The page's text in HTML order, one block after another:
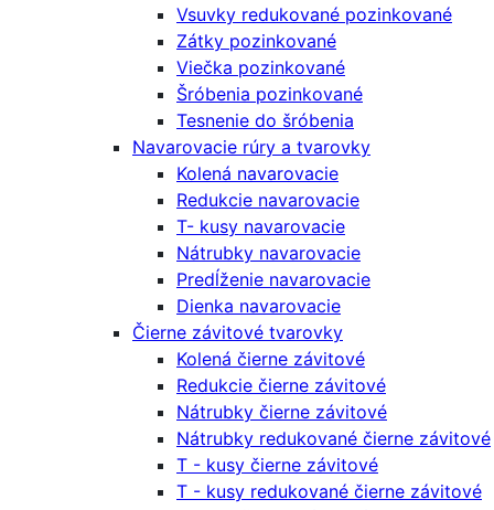
Vsuvky redukované pozinkované
Zátky pozinkované
Viečka pozinkované
Šróbenia pozinkované
Tesnenie do šróbenia
Navarovacie rúry a tvarovky
Kolená navarovacie
Redukcie navarovacie
T- kusy navarovacie
Nátrubky navarovacie
Predĺženie navarovacie
Dienka navarovacie
Čierne závitové tvarovky
Kolená čierne závitové
Redukcie čierne závitové
Nátrubky čierne závitové
Nátrubky redukované čierne závitové
T - kusy čierne závitové
T - kusy redukované čierne závitové